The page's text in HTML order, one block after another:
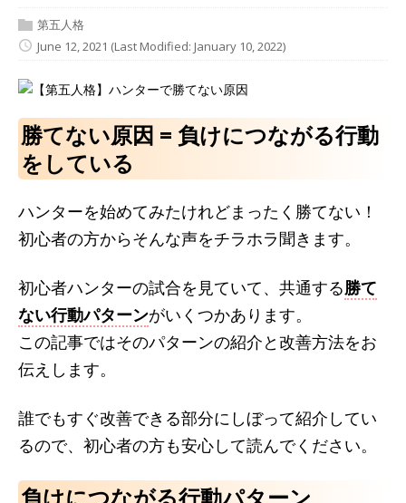
第五人格
June 12, 2021 (Last Modified: January 10, 2022)
勝てない原因 = 負けにつながる行動
をしている
ハンターを始めてみたけれどまったく勝てない！
初心者の方からそんな声をチラホラ聞きます。
初心者ハンターの試合を見ていて、共通する勝て
ない行動パターンがいくつかあります。
この記事ではそのパターンの紹介と改善方法をお
伝えします。
誰でもすぐ改善できる部分にしぼって紹介してい
るので、初心者の方も安心して読んでください。